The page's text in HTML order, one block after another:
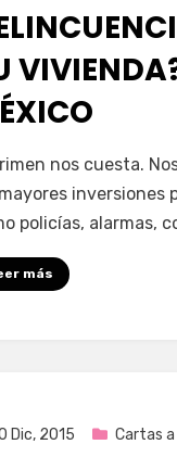
Enriquenos cuesta.
inversiones
policías, alarmas,
más
Dic, 2015 Cartas